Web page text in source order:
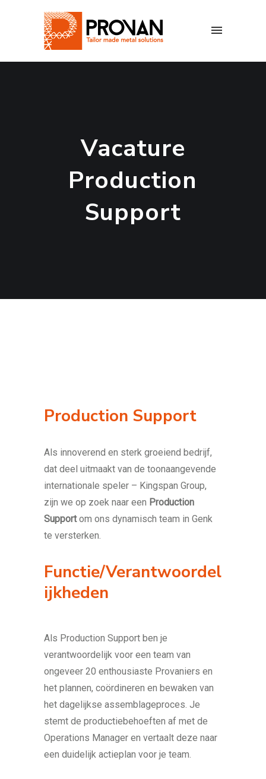
Vacature
Production
Support
Production Support
Als innoverend en sterk groeiend bedrijf,
dat deel uitmaakt van de toonaangevende
internationale speler – Kingspan Group,
zijn we op zoek naar een Production
Supportom ons dynamisch team in Genk
te versterken.
Functie/Verantwoordel
ijkheden
Als Production Support ben je
verantwoordelijk voor een team van
ongeveer 20 enthousiaste Provaniers en
het plannen, coördineren en bewaken van
het dagelijkse assemblageproces. Je
stemt de productiebehoeften af met de
Operations Manager en vertaalt deze naar
een duidelijk actieplan voor je team.